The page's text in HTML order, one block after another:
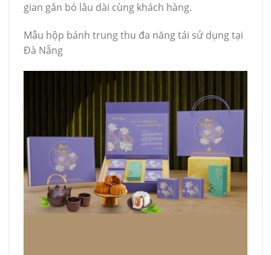
gian gắn bó lâu dài cùng khách hàng.
Mẫu hộp bánh trung thu đa năng tái sử dụng tại
Đà Nẵng